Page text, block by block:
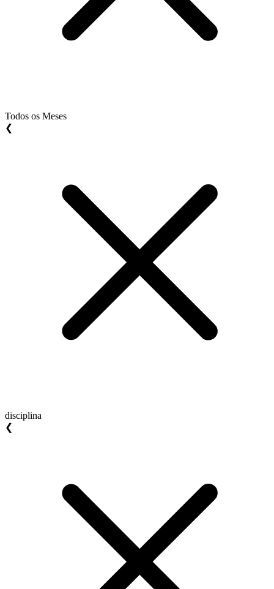
Todos os Meses
❮
disciplina
❮